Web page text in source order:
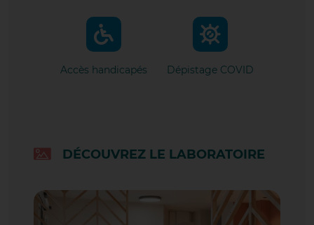
VALENCE CENTRE VILLE
VALENCE LAPRAT
VOURLES 7 CHEMINS
QUI SOMMES-NOUS ?
Accès handicapés Dépistage COVID
DÉCOUVREZ LE LABORATOIRE